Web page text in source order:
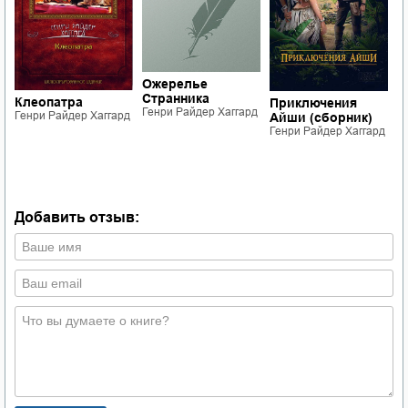
Клеопатра
Генри Райдер Хаггард
Ожерелье
Странника
Генри Райдер Хаггард
Приключения
Айши (сборник)
Генри Райдер Хаггард
Добавить отзыв: